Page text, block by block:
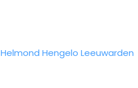
Helmond Hengelo Leeuwarden